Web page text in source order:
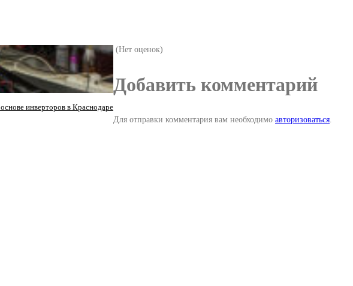
инверторов в Краснодаре
(Нет оценок)
Добавить комментарий
Для отправки комментария вам необходимо авторизоваться